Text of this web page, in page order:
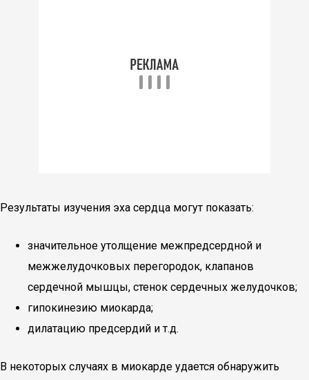
Результаты изучения эха сердца могут показать:
значительное утолщение межпредсердной и
межжелудочковых перегородок, клапанов
сердечной мышцы, стенок сердечных желудочков;
гипокинезию миокарда;
дилатацию предсердий и т.д.
В некоторых случаях в миокарде удается обнаружить